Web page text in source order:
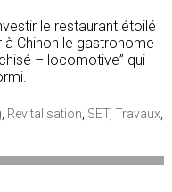
le restaurant étoilé
Chinon le gastronome
– locomotive” qui
Revitalisation SET, Travaux